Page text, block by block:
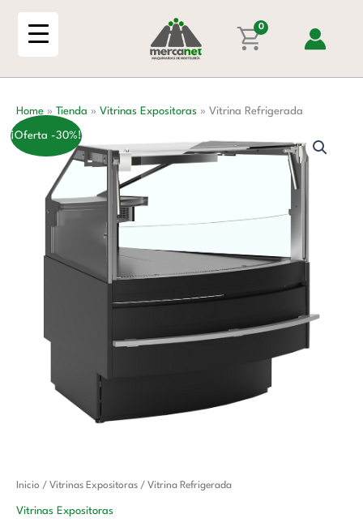
0
Home » Tienda » Vitrinas Expositoras » Vitrina Refrigerada
¡Oferta -30%!
Inicio / Vitrinas Expositoras / Vitrina Refrigerada
Vitrinas Expositoras
El
El
Vitrina
Refrigerada